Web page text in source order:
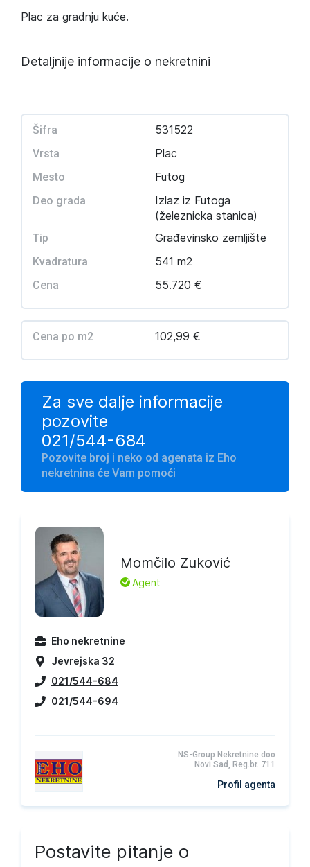
Plac za gradnju kuće.
Detaljnije informacije o nekretnini
Šifra 531522
Vrsta Plac
Mesto Futog
Deo grada
Izlaz iz Futoga
(železnicka stanica)
Tip Građevinsko zemljište
Kvadratura 541 m2
Cena 55.720 €
Cena po m2 102,99 €
Za sve dalje informacije
pozovite
021/544-684
Pozovite broj i neko od agenata iz Eho
nekretnina će Vam pomoći
Momčilo Zuković
L Agent
Eho nekretnine
Jevrejska 32
021/544-684
021/544-694
NS-Group Nekretnine doo
Novi Sad, Reg.br. 711
Profil agenta
Postavite pitanje o